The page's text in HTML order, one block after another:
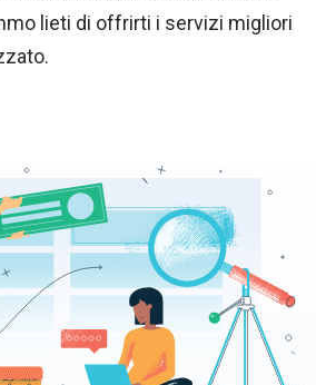
lieti di offrirti i servizi migliori